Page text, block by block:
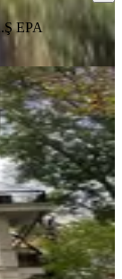
EPA
Bahçeli